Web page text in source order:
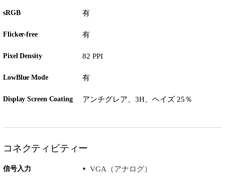
sRGB 有
Flicker-free 有
Pixel Density 82 PPI
LowBlue Mode 有
Display Screen Coating アンチグレア、3H、ヘイズ 25％
コネクティビティー
信号入力
VGA（アナログ）